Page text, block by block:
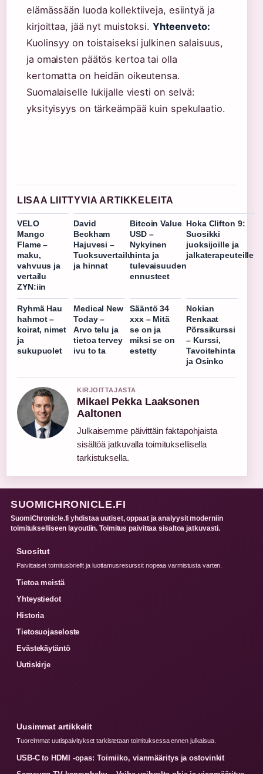
elämässään luoda kollektiiveja, esiintyä ja
kirjoittaa, jää nyt muistoksi. Yhteenveto:
Kuolinsyy on toistaiseksi julkinen salaisuus,
ja omaisten päätös kertoa tai olla
kertomatta on heidän oikeutensa.
Suomalaiselle lukijalle viesti on selvä:
yksityisyys on tärkeämpää kuin spekulaatio.
LISAA LIITTYVIA ARTIKKELEITA
VELO
Mango
Flame –
maku,
vahvuus ja
vertailu
ZYN:iin
David
Beckham
Hajuvesi –
Tuoksuvertailu
ja hinnat
Bitcoin Value
USD –
Nykyinen
hinta ja
tulevaisuuden
ennusteet
Hoka Clifton 9:
Suosikki
juoksijoille ja
jalkaterapeuteille
Ryhmä Hau
hahmot –
koirat, nimet
ja
sukupuolet
Medical New
Today –
Arvo telu ja
tietoa tervey
ivu to ta
Sääntö 34
xxx – Mitä
se on ja
miksi se on
estetty
Nokian
Renkaat
Pörssikurssi
– Kurssi,
Tavoitehinta
ja Osinko
KIRJOITTAJASTA
Mikael Pekka Laaksonen
Aaltonen
Julkaisemme päivittäin faktapohjaista
sisältöä jatkuvalla toimituksellisella
tarkistuksella.
SUOMICHRONICLE.FI
SuomiChronicle.fi yhdistaa uutiset, oppaat ja analyysit moderniin
toimitukselliseen layoutiin. Toimitus paivittaa sisaltoa jatkuvasti.
Suositut
Paivittaiset toimitusbriefit ja luottamusresurssit nopeaa varmistusta varten.
Tietoa meistä
Yhteystiedot
Historia
Tietosuojaseloste
Evästekäytäntö
Uutiskirje
Uusimmat artikkelit
Tuoreimmat uutispaivitykset tarkistetaan toimituksessa ennen julkaisua.
USB-C to HDMI -opas: Toimiiko, vianmääritys ja ostovinkit